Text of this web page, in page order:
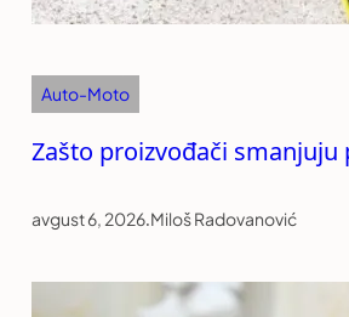
Auto-Moto
Zašto proizvođači
avgust 6, 2026.Miloš Radovanović